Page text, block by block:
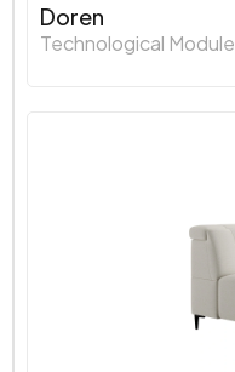
Doren
Technological Module